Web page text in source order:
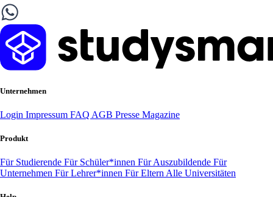
Unternehmen
Login Impressum FAQ AGB Presse Magazine
Produkt
Für Studierende Für Schüler*innen Für Auszubildende Für
Unternehmen Für Lehrer*innen Für Eltern Alle Universitäten